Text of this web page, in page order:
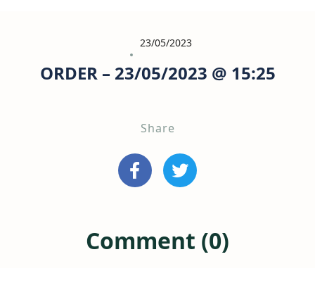
23/05/2023
ORDER – 23/05/2023 @ 15:25
Share
Comment (0)